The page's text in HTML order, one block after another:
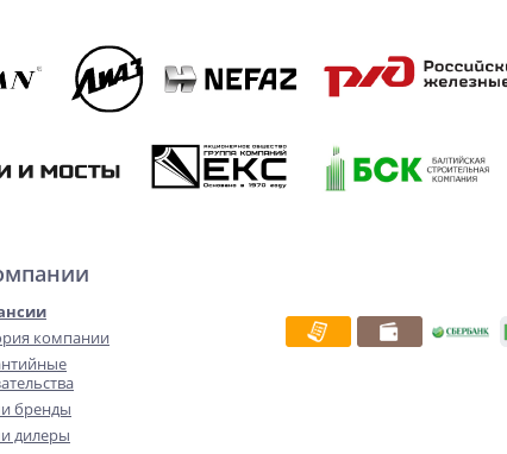
компании
бренды
дилеры